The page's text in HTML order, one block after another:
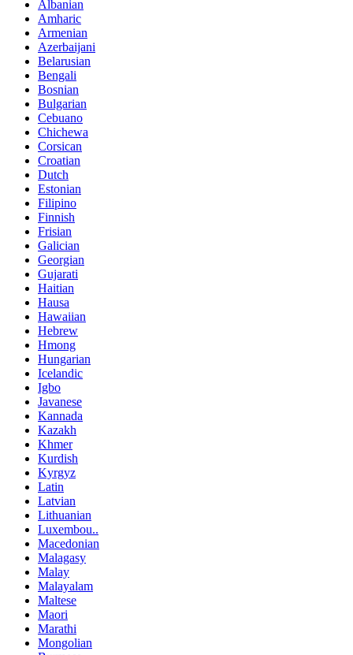
Albanian
Amharic
Armenian
Azerbaijani
Belarusian
Bengali
Bosnian
Bulgarian
Cebuano
Chichewa
Corsican
Croatian
Dutch
Estonian
Filipino
Finnish
Frisian
Galician
Georgian
Gujarati
Haitian
Hausa
Hawaiian
Hebrew
Hmong
Hungarian
Icelandic
Igbo
Javanese
Kannada
Kazakh
Khmer
Kurdish
Kyrgyz
Latin
Latvian
Lithuanian
Luxembou..
Macedonian
Malagasy
Malay
Malayalam
Maltese
Maori
Marathi
Mongolian